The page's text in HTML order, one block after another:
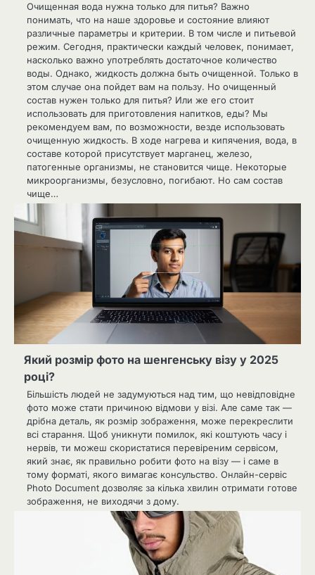
Очищенная вода нужна только для питья? Важно
понимать, что на наше здоровье и состояние влияют
различные параметры и критерии. В том числе и питьевой
режим. Сегодня, практически каждый человек, понимает,
насколько важно употреблять достаточное количество
воды. Однако, жидкость должна быть очищенной. Только в
этом случае она пойдет вам на пользу. Но очищенный
состав нужен только для питья? Или же его стоит
использовать для приготовления напитков, еды? Мы
рекомендуем вам, по возможности, везде использовать
очищенную жидкость. В ходе нагрева и кипячения, вода, в
составе которой присутствует марганец, железо,
патогенные организмы, не становится чище. Некоторые
микроорганизмы, безусловно, погибают. Но сам состав
чище…
Який розмір фото на шенгенську візу у 2025
році?
Більшість людей не задумуються над тим, що невідповідне
фото може стати причиною відмови у візі. Але саме так —
дрібна деталь, як розмір зображення, може перекреслити
всі старання. Щоб уникнути помилок, які коштують часу і
нервів, ти можеш скористатися перевіреним сервісом,
який знає, як правильно робити фото на візу — і саме в
тому форматі, якого вимагає консульство. Онлайн-сервіс
Photo Document дозволяє за кілька хвилин отримати готове
зображення, не виходячи з дому.